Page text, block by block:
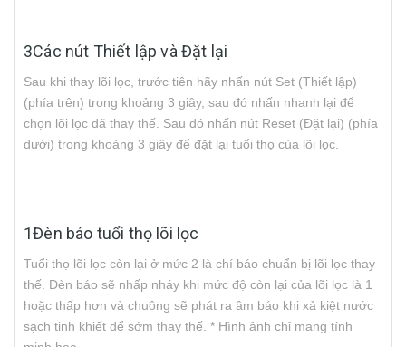
3Các nút Thiết lập và Đặt lại
Sau khi thay lõi lọc, trước tiên hãy nhấn nút Set (Thiết lập)
(phía trên) trong khoảng 3 giây, sau đó nhấn nhanh lại để
chọn lõi lọc đã thay thế. Sau đó nhấn nút Reset (Đặt lại) (phía
dưới) trong khoảng 3 giây để đặt lại tuổi thọ của lõi lọc.
1Đèn báo tuổi thọ lõi lọc
Tuổi thọ lõi lọc còn lại ở mức 2 là chí báo chuẩn bị lõi lọc thay
thế. Đèn báo sẽ nhấp nháy khi mức độ còn lại của lõi lọc là 1
hoặc thấp hơn và chuông sẽ phát ra âm báo khi xả kiệt nước
sạch tinh khiết để sớm thay thế. * Hình ảnh chỉ mang tính